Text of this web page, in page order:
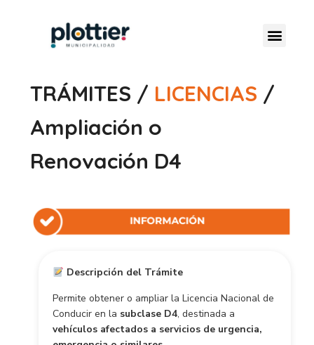
TRÁMITES / LICENCIAS /
Ampliación o
Renovación D4
Descripción del Trámite
Permite obtener o ampliar la Licencia Nacional de
Conducir en la subclase D4, destinada a
vehículos afectados a servicios de urgencia,